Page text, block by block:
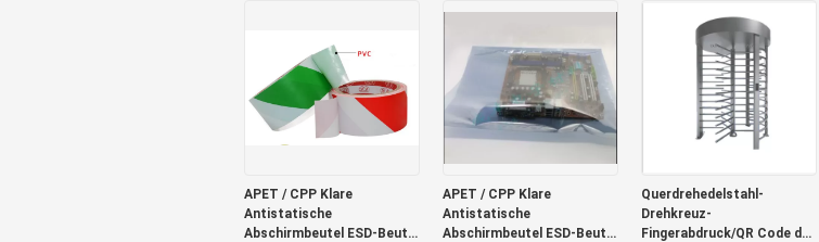
APET / CPP Klare
Antistatische
Abschirmbeutel ESD-Beutel
APET / CPP Klare
Antistatische
Abschirmbeutel ESD-Beutel
Querdrehedelstahl-
Drehkreuz-
Fingerabdruck/QR Code der